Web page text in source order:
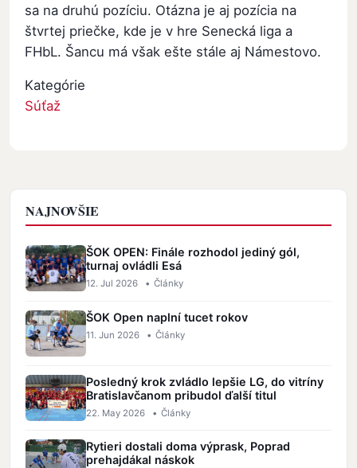
sa na druhú pozíciu. Otázna je aj pozícia na
štvrtej priečke, kde je v hre Senecká liga a
FHbL. Šancu má však ešte stále aj Námestovo.
Kategórie
Súťaž
NAJNOVŠIE
ŠOK OPEN: Finále rozhodol jediný gól,
turnaj ovládli Esá
12. Jul 2026 • Články
ŠOK Open naplní tucet rokov
11. Jun 2026 • Články
Posledný krok zvládlo lepšie LG, do vitríny
Bratislavčanom pribudol ďalší titul
22. May 2026 • Články
Rytieri dostali doma výprask, Poprad
prehajdákal náskok